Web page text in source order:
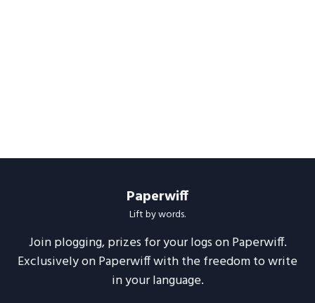
Paperwiff
Lift by words.
Join plogging, prizes for your logs on Paperwiff.
Exclusively on Paperwiff with the freedom to write
in your language.